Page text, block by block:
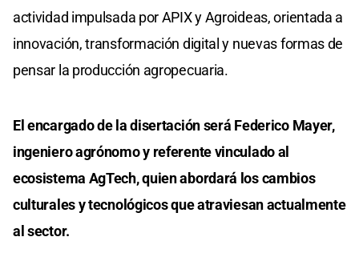
actividad impulsada por APIX y Agroideas, orientada a
innovación, transformación digital y nuevas formas de
pensar la producción agropecuaria.
El encargado de la disertación será Federico Mayer,
ingeniero agrónomo y referente vinculado al
ecosistema AgTech, quien abordará los cambios
culturales y tecnológicos que atraviesan actualmente
al sector.